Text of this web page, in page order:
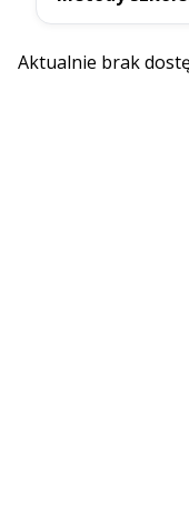
Aktualnie brak